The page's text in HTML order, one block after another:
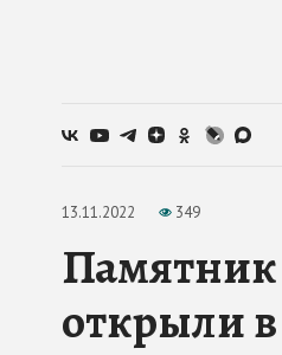
13.11.2022 349
Памятник
открыли